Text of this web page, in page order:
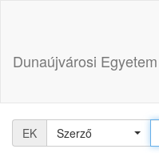
Dunaújvárosi
EK Szerző